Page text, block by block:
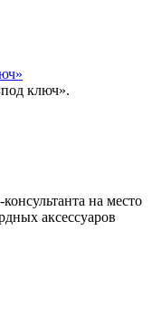
ключ».
на место
аксессуаров